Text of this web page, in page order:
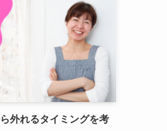
外れるタイミングを考